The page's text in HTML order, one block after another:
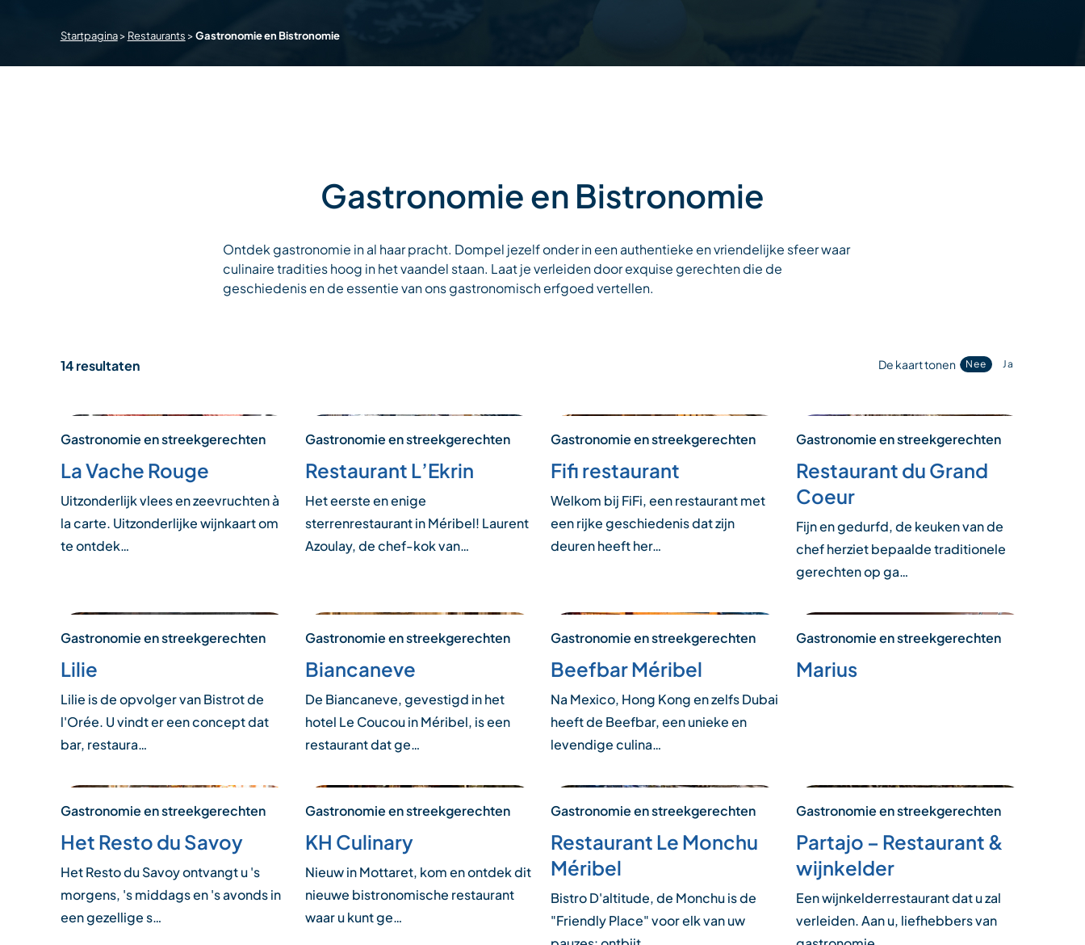
Startpagina> Restaurants >Gastronomie en Bistronomie
Gastronomie en Bistronomie
Ontdek gastronomie in al haar pracht. Dompel jezelf onder in een authentieke en vriendelijke sfeer waar
culinaire tradities hoog in het vaandel staan. Laat je verleiden door exquise gerechten die de
geschiedenis en de essentie van ons gastronomisch erfgoed vertellen.
14 resultaten De kaart tonen Nee Ja
Gastronomie en streekgerechten
La Vache Rouge
Uitzonderlijk vlees en zeevruchten à
la carte. Uitzonderlijke wijnkaart om
te ontdek…
Gastronomie en streekgerechten
Restaurant L’Ekrin
Het eerste en enige
sterrenrestaurant in Méribel! Laurent
Azoulay, de chef-kok van…
Gastronomie en streekgerechten
Fifi restaurant
Welkom bij FiFi, een restaurant met
een rijke geschiedenis dat zijn
deuren heeft her…
Gastronomie en streekgerechten
Restaurant du Grand
Coeur
Fijn en gedurfd, de keuken van de
chef herziet bepaalde traditionele
gerechten op ga…
Gastronomie en streekgerechten
Lilie
Lilie is de opvolger van Bistrot de
l'Orée. U vindt er een concept dat
bar, restaura…
Gastronomie en streekgerechten
Biancaneve
De Biancaneve, gevestigd in het
hotel Le Coucou in Méribel, is een
restaurant dat ge…
Gastronomie en streekgerechten
Beefbar Méribel
Na Mexico, Hong Kong en zelfs Dubai
heeft de Beefbar, een unieke en
levendige culina…
Gastronomie en streekgerechten
Marius
Gastronomie en streekgerechten
Het Resto du Savoy
Het Resto du Savoy ontvangt u 's
morgens, 's middags en 's avonds in
een gezellige s…
Gastronomie en streekgerechten
KH Culinary
Nieuw in Mottaret, kom en ontdek dit
nieuwe bistronomische restaurant
waar u kunt ge…
Gastronomie en streekgerechten
Restaurant Le Monchu
Méribel
Bistro D'altitude, de Monchu is de
"Friendly Place" voor elk van uw
Gastronomie en streekgerechten
Partajo – Restaurant &
wijnkelder
Een wijnkelderrestaurant dat u zal
verleiden. Aan u, liefhebbers van